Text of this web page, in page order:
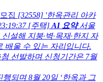
[32558] '한옥관리 아카
[주택] AI 요약 서울
설해 지붕·벽·목재·한지 자
배울 수 있는 자리입니다.
선발하며 신청기간은 7월
되며 8월 20일 ‘한옥과 그